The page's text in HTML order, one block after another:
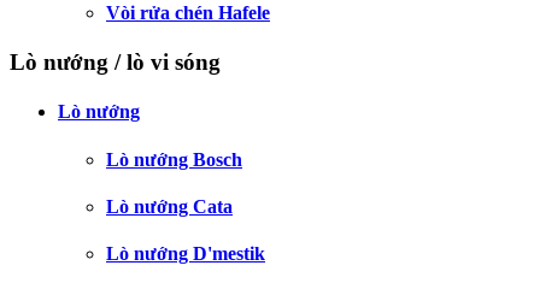
Vòi rửa chén Hafele
Lò nướng / lò vi sóng
Lò nướng
Lò nướng Bosch
Lò nướng Cata
Lò nướng D'mestik